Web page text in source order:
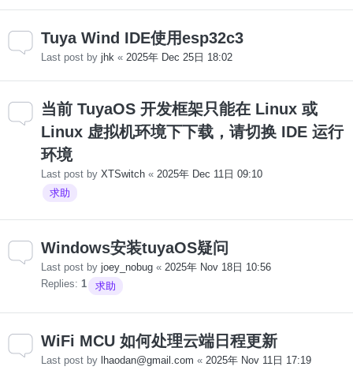
Tuya Wind IDE使用esp32c3
Last post by jhk « 2025年 Dec 25日 18:02
当前 TuyaOS 开发框架只能在 Linux 或
Linux 虚拟机环境下下载，请切换 IDE 运行
环境
Last post by XTSwitch « 2025年 Dec 11日 09:10
求助
Windows安装tuyaOS疑问
Last post by joey_nobug « 2025年 Nov 18日 10:56
Replies: 1 求助
WiFi MCU 如何处理云端日程更新
Last post by lhaodan@gmail.com « 2025年 Nov 11日 17:19